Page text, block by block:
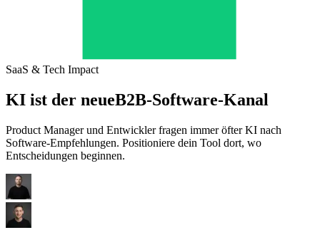
SaaS & Tech Impact
KI ist der neueB2B-Software-Kanal
Product Manager und Entwickler fragen immer öfter KI nach
Software-Empfehlungen. Positioniere dein Tool dort, wo
Entscheidungen beginnen.